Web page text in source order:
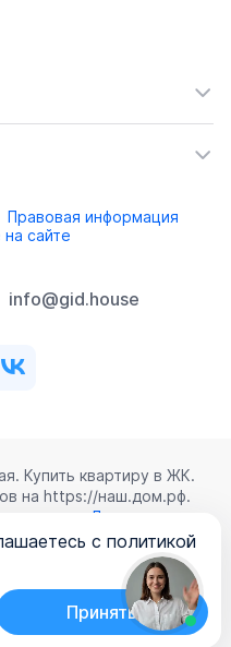
Правовая информация
сайте
info@gid.house
Купить квартиру в ЖК.
на https://наш.дом.рф.
с
Лицензионным
и
данных
с политикой
Принять